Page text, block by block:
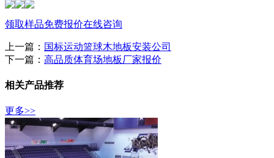
领取样品免费报价在线咨询
上一篇： 国标运动篮球木地板安装公司
下一篇： 高品质体育场地板厂家报价
相关产品推荐
更多>>